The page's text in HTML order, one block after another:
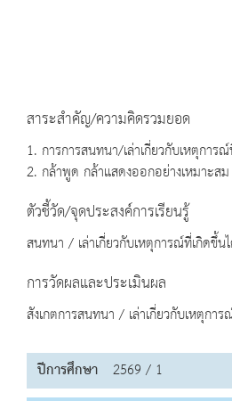
สาระสำคัญ/ความคิดรวมยอด
1. การการสนทนา/เล่าเกี่ยวกับเหตุการ
2. กล้าพูด กล้าแสดงออกอย่างเหมาะสม
ตัวชี้วัด/จุดประสงค์การเรียนรู้
สนทนา / เล่าเกี่ยวกับเหตุการณ์ที่เกิดขึ้น
การวัดผลและประเมินผล
สังเกตการสนทนา / เล่าเกี่ยวกับเหตุกา
ปีการศึกษา 2569 / 1